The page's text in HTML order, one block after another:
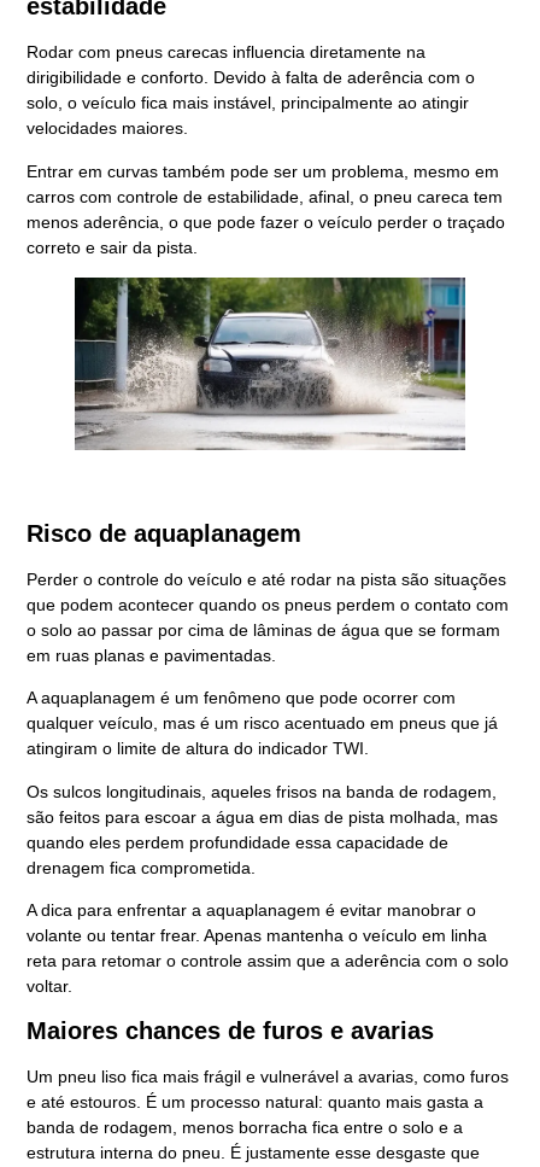
estabilidade
Rodar com pneus carecas influencia diretamente na
dirigibilidade e conforto. Devido à falta de aderência com o
solo, o veículo fica mais instável, principalmente ao atingir
velocidades maiores.
Entrar em curvas também pode ser um problema, mesmo em
carros com controle de estabilidade, afinal, o pneu careca tem
menos aderência, o que pode fazer o veículo perder o traçado
correto e sair da pista.
Risco de aquaplanagem
Perder o controle do veículo e até rodar na pista são situações
que podem acontecer quando os pneus perdem o contato com
o solo ao passar por cima de lâminas de água que se formam
em ruas planas e pavimentadas.
A aquaplanagem é um fenômeno que pode ocorrer com
qualquer veículo, mas é um risco acentuado em pneus que já
atingiram o limite de altura do indicador TWI.
Os sulcos longitudinais, aqueles frisos na banda de rodagem,
são feitos para escoar a água em dias de pista molhada, mas
quando eles perdem profundidade essa capacidade de
drenagem fica comprometida.
A dica para enfrentar a aquaplanagem é evitar manobrar o
volante ou tentar frear. Apenas mantenha o veículo em linha
reta para retomar o controle assim que a aderência com o solo
voltar.
Maiores chances de furos e avarias
Um pneu liso fica mais frágil e vulnerável a avarias, como furos
e até estouros. É um processo natural: quanto mais gasta a
banda de rodagem, menos borracha fica entre o solo e a
estrutura interna do pneu. É justamente esse desgaste que